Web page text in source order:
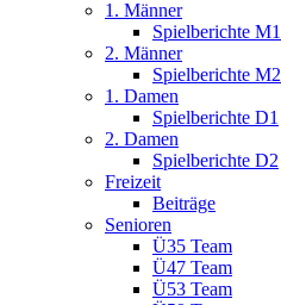
1. Männer
Spielberichte M1
2. Männer
Spielberichte M2
1. Damen
Spielberichte D1
2. Damen
Spielberichte D2
Freizeit
Beiträge
Senioren
Ü35 Team
Ü47 Team
Ü53 Team